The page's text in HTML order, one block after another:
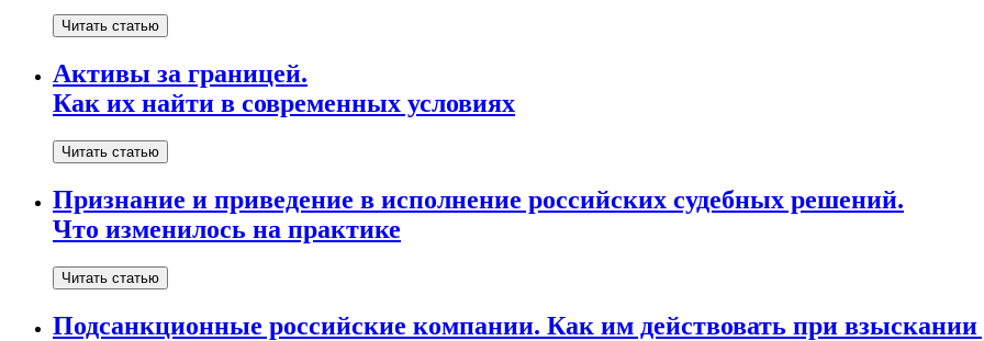
Читать статью
Активы за границей.
Как их найти в современных условиях
Читать статью
Признание и приведение в исполнение российских судебных решений.
Что изменилось на практике
Читать статью
Подсанкционные российские компании. Как им действовать при взыскании